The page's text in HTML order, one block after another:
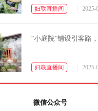
妇联直播间 2025-
“小庭院”铺设引客路
妇联直播间 2025-
微信公众号